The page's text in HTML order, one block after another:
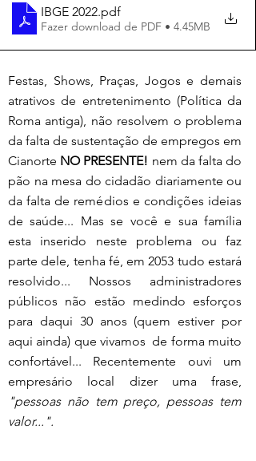
IBGE 2022.pdf
Fazer download de PDF • 4.45MB
Festas, Shows, Praças, Jogos e demais
atrativos de entretenimento (Política da
Roma antiga), não resolvem o problema
da falta de sustentação de empregos em
Cianorte NO PRESENTE! nem da falta do
pão na mesa do cidadão diariamente ou
da falta de remédios e condições ideias
de saúde... Mas se você e sua família
esta inserido neste problema ou faz
parte dele, tenha fé, em 2053 tudo estará
resolvido... Nossos administradores
públicos não estão medindo esforços
para daqui 30 anos (quem estiver por
aqui ainda) que vivamos  de forma muito
confortável... Recentemente ouvi um
"pessoas não tem preço, pessoas tem
valor...".